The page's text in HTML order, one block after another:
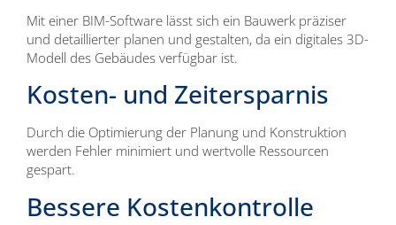
Mit einer BIM-Software lässt sich ein Bauwerk präziser
und detaillierter planen und gestalten, da ein digitales 3D-
Modell des Gebäudes verfügbar ist.
Kosten- und Zeitersparnis
Durch die Optimierung der Planung und Konstruktion
werden Fehler minimiert und wertvolle Ressourcen
gespart.
Bessere Kostenkontrolle